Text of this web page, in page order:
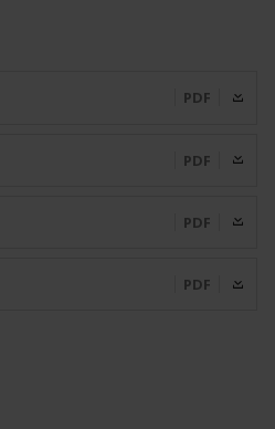
PDF
PDF
PDF
PDF